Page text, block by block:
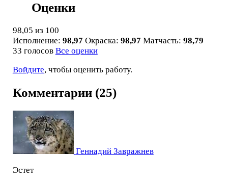
Оценки
98,05 из 100
Исполнение: 98,97 Окраска: 98,97 Матчасть: 98,79
33 голосов Все оценки
Войдите, чтобы оценить работу.
Комментарии (25)
Геннадий Завражнев
Эстет